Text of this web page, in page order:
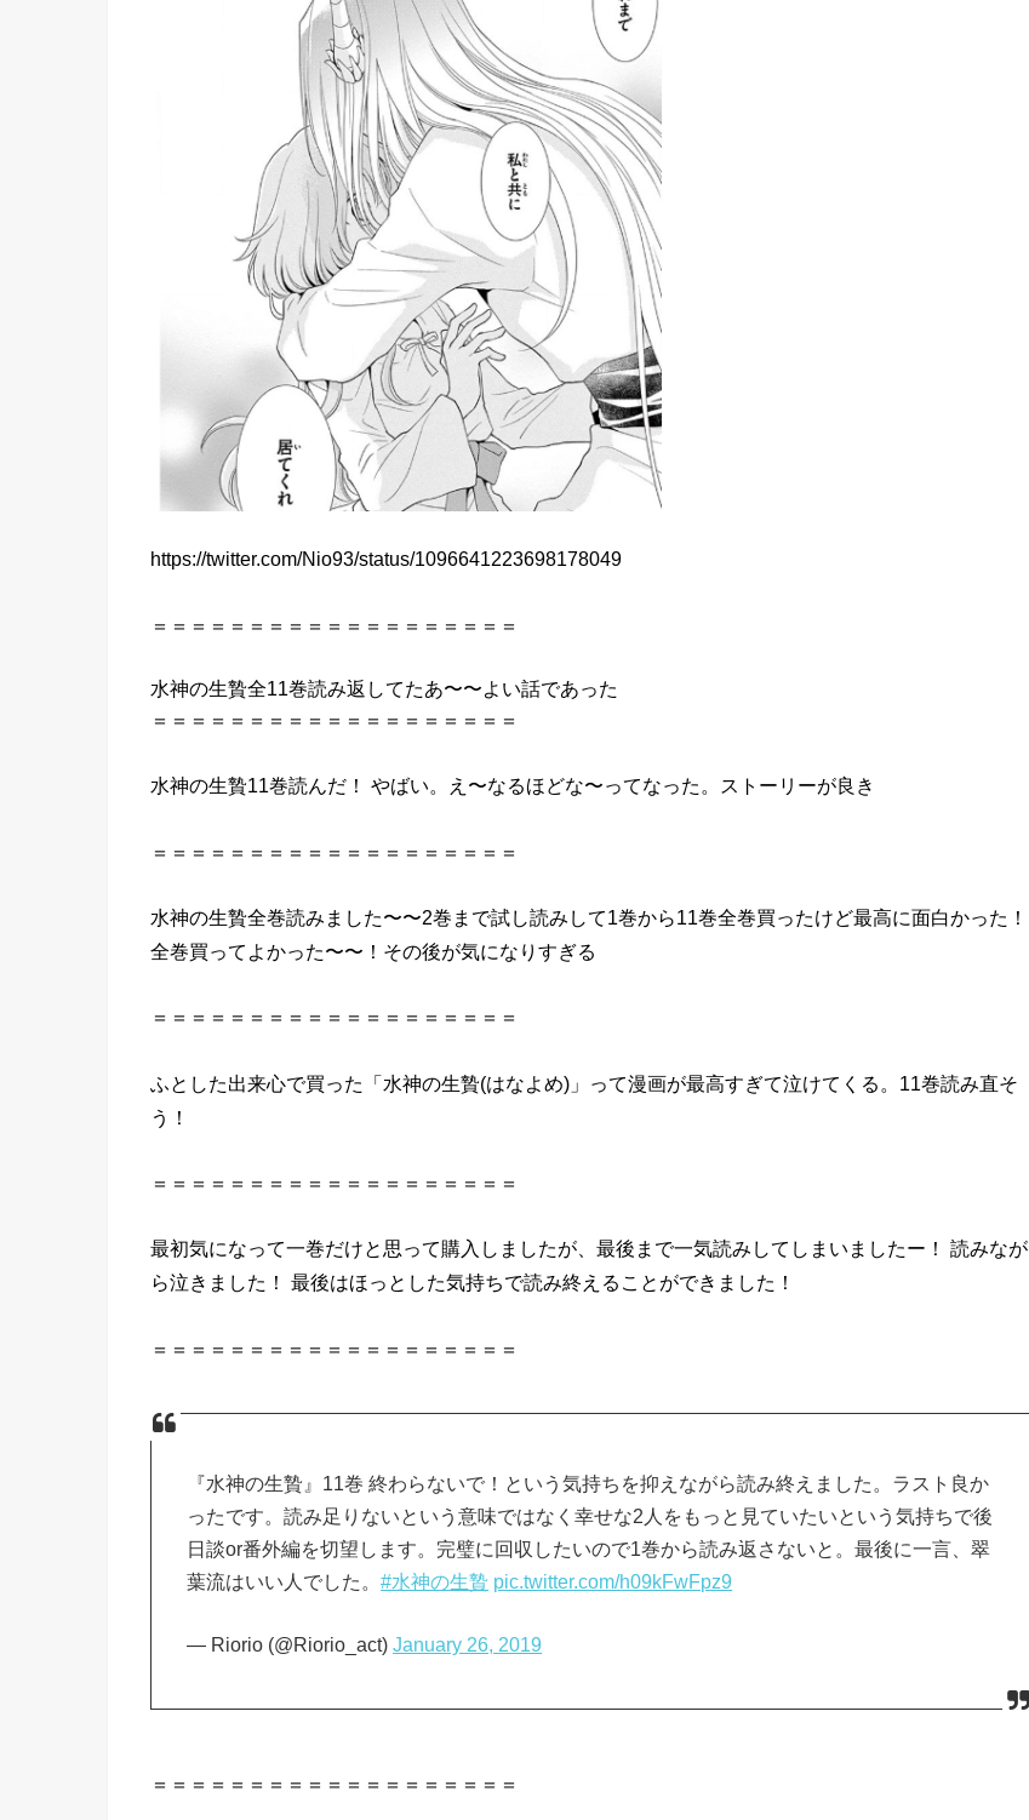
https://twitter.com/Nio93/status/1096641223698178049
＝＝＝＝＝＝＝＝＝＝＝＝＝＝＝＝＝＝＝
水神の生贄全11巻読み返してたあ〜〜よい話であった
＝＝＝＝＝＝＝＝＝＝＝＝＝＝＝＝＝＝＝
水神の生贄11巻読んだ ！ やばい。え〜なるほどな〜ってなった。ストーリーが良き
＝＝＝＝＝＝＝＝＝＝＝＝＝＝＝＝＝＝＝
水神の生贄全巻読みました〜〜2巻まで試し読みして1巻から11巻全巻買ったけど最高に面白かった！
全巻買ってよかった〜〜！その後が気になりすぎる
＝＝＝＝＝＝＝＝＝＝＝＝＝＝＝＝＝＝＝
ふとした出来心で買った 「水神の生贄(はなよめ)」って漫画が最高すぎて泣けてくる 。11巻読み直そ
う！
＝＝＝＝＝＝＝＝＝＝＝＝＝＝＝＝＝＝＝
最初気になって一巻だけと思って購入しましたが、最後まで一気読みしてしまいましたー！ 読みなが
ら泣きました！ 最後はほっとした気持ちで読み終えることができました！
＝＝＝＝＝＝＝＝＝＝＝＝＝＝＝＝＝＝＝
『水神の生贄』11巻 終わらないで！という気持ちを抑えながら読み終えました。ラスト良か
ったです。読み足りないという意味ではなく幸せな2人をもっと見ていたいという気持ちで後
日談or番外編を切望します。完璧に回収したいので1巻から読み返さないと。最後に一言、翠
葉流はいい人でした。#水神の生贄 pic.twitter.com/h09kFwFpz9
— Riorio (@Riorio_act)January 26, 2019
＝＝＝＝＝＝＝＝＝＝＝＝＝＝＝＝＝＝＝